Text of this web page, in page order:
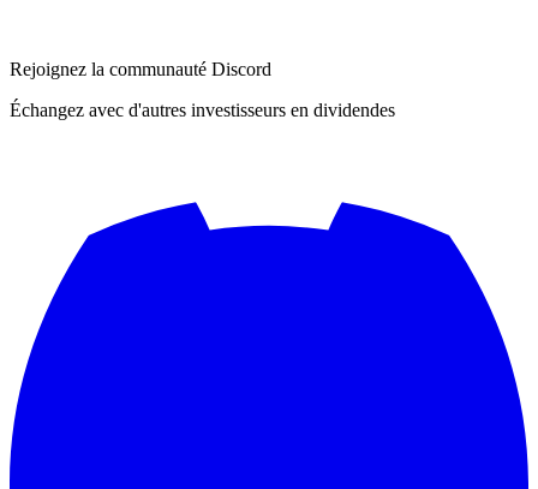
Rejoignez la communauté Discord
Échangez avec d'autres investisseurs en dividendes